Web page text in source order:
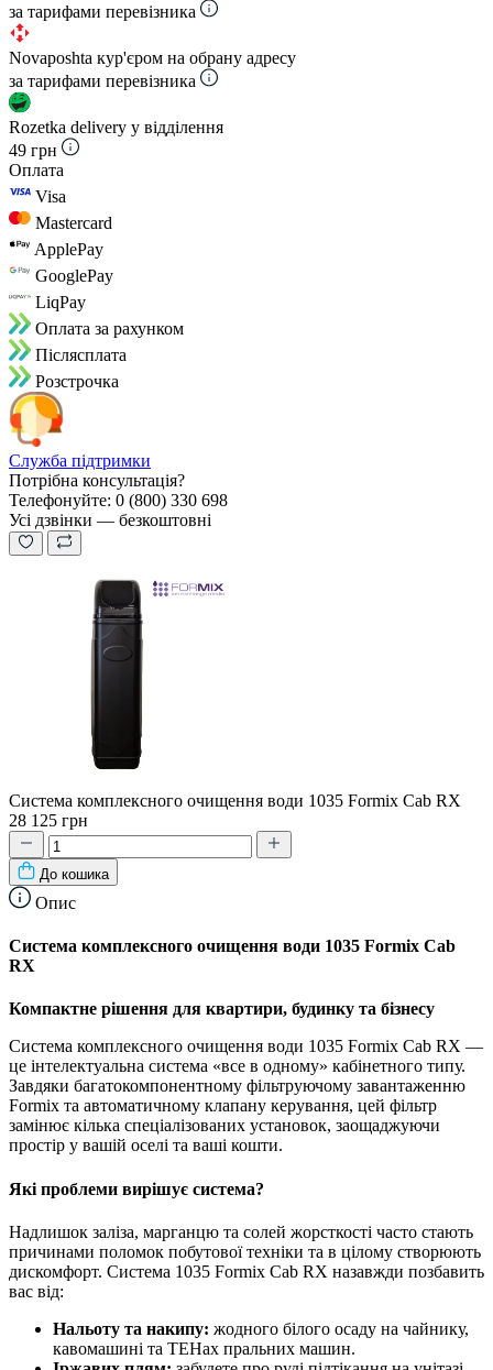
за тарифами перевізника
Novaposhta кур'єром на обрану адресу
за тарифами перевізника
Rozetka delivery у відділення
49 грн
Оплата
Visa
Mastercard
ApplePay
GooglePay
LiqPay
Оплата за рахунком
Пiслясплата
Розстрочка
Служба підтримки
Потрібна консультація?
Телефонуйте: 0 (800) 330 698
Усі дзвінки — безкоштовні
Система комплексного очищення води 1035 Formix Cab RX
28 125 грн
До кошика
Опис
Система комплексного очищення води 1035 Formix Cab
RX
Компактне рішення для квартири, будинку та бізнесу
Система комплексного очищення води 1035 Formix Cab RX —
це інтелектуальна система «все в одному» кабінетного типу.
Завдяки багатокомпонентному фільтруючому завантаженню
Formix та автоматичному клапану керування, цей фільтр
замінює кілька спеціалізованих установок, заощаджуючи
простір у вашій оселі та ваші кошти.
Які проблеми вирішує система?
Надлишок заліза, марганцю та солей жорсткості часто стають
причинами поломок побутової техніки та в цілому створюють
дискомфорт. Система 1035 Formix Cab RX назавжди позбавить
вас від:
Нальоту та накипу: жодного білого осаду на чайнику,
кавомашині та ТЕНах пральних машин.